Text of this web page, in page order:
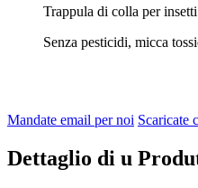
Trappula di colla per insetti
Senza pesticidi, micca
Mandate email per noi Scaricate
Dettaglio di u